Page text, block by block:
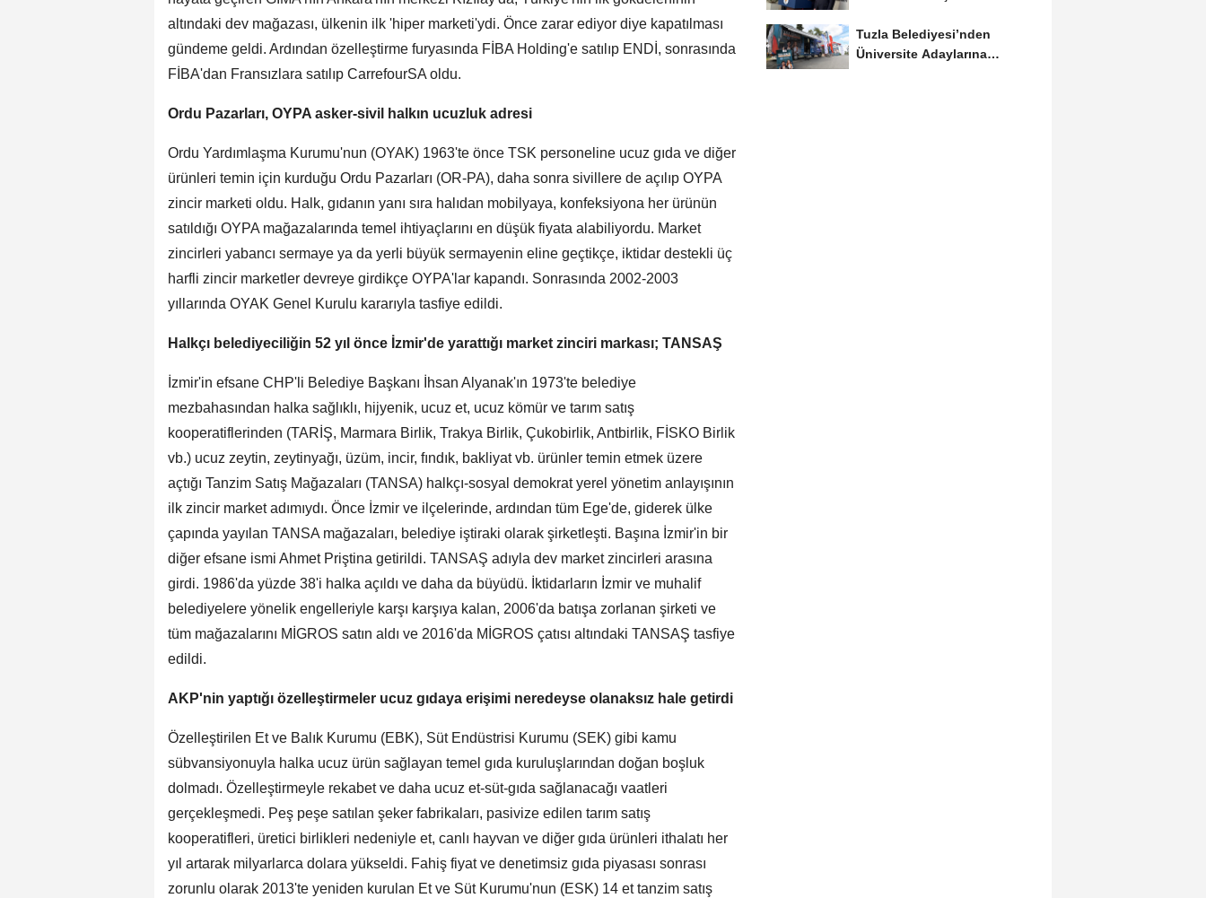
altındaki dev mağazası, ülkenin ilk 'hiper marketi'ydi. Önce zarar ediyor diye kapatılması
gündeme geldi. Ardından özelleştirme furyasında FİBA Holding'e satılıp ENDİ, sonrasında
FİBA'dan Fransızlara satılıp CarrefourSA oldu.
Ordu Pazarları, OYPA asker-sivil halkın ucuzluk adresi
Ordu Yardımlaşma Kurumu'nun (OYAK) 1963'te önce TSK personeline ucuz gıda ve diğer
ürünleri temin için kurduğu Ordu Pazarları (OR-PA), daha sonra sivillere de açılıp OYPA
zincir marketi oldu. Halk, gıdanın yanı sıra halıdan mobilyaya, konfeksiyona her ürünün
satıldığı OYPA mağazalarında temel ihtiyaçlarını en düşük fiyata alabiliyordu. Market
zincirleri yabancı sermaye ya da yerli büyük sermayenin eline geçtikçe, iktidar destekli üç
harfli zincir marketler devreye girdikçe OYPA'lar kapandı. Sonrasında 2002-2003
yıllarında OYAK Genel Kurulu kararıyla tasfiye edildi.
Halkçı belediyeciliğin 52 yıl önce İzmir'de yarattığı market zinciri markası; TANSAŞ
İzmir'in efsane CHP'li Belediye Başkanı İhsan Alyanak'ın 1973'te belediye
mezbahasından halka sağlıklı, hijyenik, ucuz et, ucuz kömür ve tarım satış
kooperatiflerinden (TARİŞ, Marmara Birlik, Trakya Birlik, Çukobirlik, Antbirlik, FİSKO Birlik
vb.) ucuz zeytin, zeytinyağı, üzüm, incir, fındık, bakliyat vb. ürünler temin etmek üzere
açtığı Tanzim Satış Mağazaları (TANSA) halkçı-sosyal demokrat yerel yönetim anlayışının
ilk zincir market adımıydı. Önce İzmir ve ilçelerinde, ardından tüm Ege'de, giderek ülke
çapında yayılan TANSA mağazaları, belediye iştiraki olarak şirketleşti. Başına İzmir'in bir
diğer efsane ismi Ahmet Priştina getirildi. TANSAŞ adıyla dev market zincirleri arasına
girdi. 1986'da yüzde 38'i halka açıldı ve daha da büyüdü. İktidarların İzmir ve muhalif
belediyelere yönelik engelleriyle karşı karşıya kalan, 2006'da batışa zorlanan şirketi ve
tüm mağazalarını MİGROS satın aldı ve 2016'da MİGROS çatısı altındaki TANSAŞ tasfiye
edildi.
AKP'nin yaptığı özelleştirmeler ucuz gıdaya erişimi neredeyse olanaksız hale getirdi
Özelleştirilen Et ve Balık Kurumu (EBK), Süt Endüstrisi Kurumu (SEK) gibi kamu
sübvansiyonuyla halka ucuz ürün sağlayan temel gıda kuruluşlarından doğan boşluk
dolmadı. Özelleştirmeyle rekabet ve daha ucuz et-süt-gıda sağlanacağı vaatleri
gerçekleşmedi. Peş peşe satılan şeker fabrikaları, pasivize edilen tarım satış
kooperatifleri, üretici birlikleri nedeniyle et, canlı hayvan ve diğer gıda ürünleri ithalatı her
yıl artarak milyarlarca dolara yükseldi. Fahiş fiyat ve denetimsiz gıda piyasası sonrası
zorunlu olarak 2013'te yeniden kurulan Et ve Süt Kurumu'nun (ESK) 14 et tanzim satış
Tuzla Belediyesi’nden
Üniversite Adaylarına